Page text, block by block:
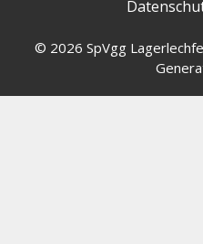
© 2026 SpVgg